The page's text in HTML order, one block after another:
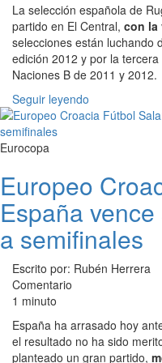
La selección española de
partido en El Central, con la
selecciones están luchando
edición 2012 y por la
Naciones B de 2011 y 2012.
Seguir leyendo
Eurocopa
Europeo
España
a semifinales
Escrito por: Rubén Herrera
Comentario
1 minuto
España ha arrasado hoy
el resultado no ha sido
planteado un gran partido,